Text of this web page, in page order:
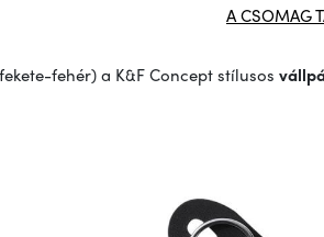
A CSOMAG
fehér) a K&F Concept stílusos